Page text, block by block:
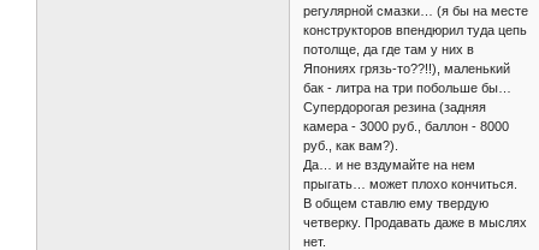
регулярной смазки… (я бы на месте
конструкторов впендюрил туда цепь
потолще, да где там у них в
Япониях грязь-то??!!), маленький
бак - литра на три побольше бы…
Супердорогая резина (задняя
камера - 3000 руб., баллон - 8000
руб., как вам?).
Да… и не вздумайте на нем
прыгать… может плохо кончиться.
В общем ставлю ему твердую
четверку. Продавать даже в мыслях
нет.